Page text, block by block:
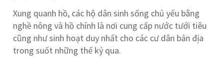
Xung quanh hồ, các hộ dân sinh sống chủ yếu bằng
nghề nông và hồ chính là nơi cung cấp nước tưới tiêu
cũng như sinh hoạt duy nhất cho các cư dân bản địa
trong suốt những thế kỷ qua.